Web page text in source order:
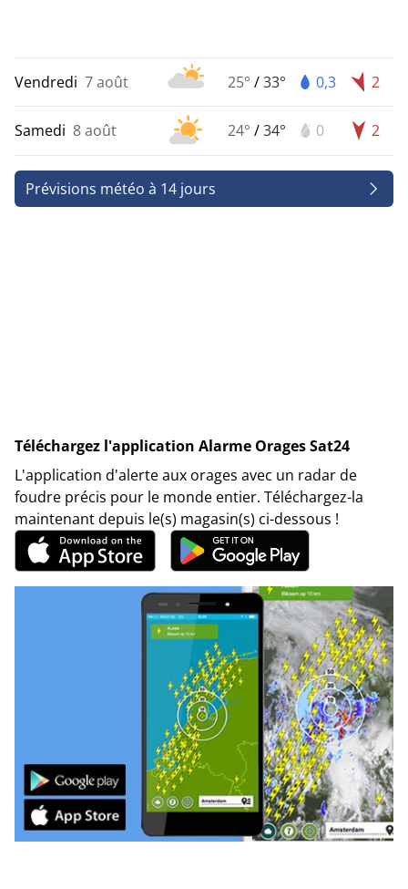
Vendredi 7 août 25° /33° 0,3 2
Samedi 8 août 24° /34° 0 2
Prévisions météo à 14 jours
Téléchargez l'application Alarme Orages Sat24
L'application d'alerte aux orages avec un radar de
foudre précis pour le monde entier. Téléchargez-la
maintenant depuis le(s) magasin(s) ci-dessous !